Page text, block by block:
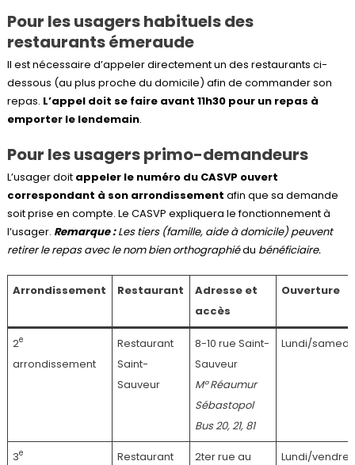
Pour les usagers habituels des
restaurants émeraude
Il est nécessaire d’appeler directement un des restaurants ci-
dessous (au plus proche du domicile) afin de commander son
repas. L’appel doit se faire avant 11h30 pour un repas à
emporter le lendemain.
Pour les usagers primo-demandeurs
L’usager doit appeler le numéro du CASVP ouvert
correspondant à son arrondissement afin que sa demande
soit prise en compte. Le CASVP expliquera le fonctionnement à
l’usager. Remarque :Les tiers (famille, aide à domicile) peuvent
retirer le repas avec le nom bien orthographiédu bénéficiaire.
Arrondissement Restaurant
Adresse et
accès
Ouverture
2e
arrondissement
Restaurant
Saint-
Sauveur
8-10 rue Saint-
Sauveur
M° Réaumur
Sébastopol
Bus 20, 21, 81
Lundi/samedi
3e
Restaurant
2ter rue au
Lundi/